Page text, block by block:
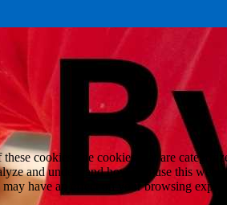
cookies, the cookies that are
and understand how you use this
have an effect on your browsing